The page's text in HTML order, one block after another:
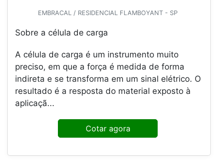
EMBRACAL / RESIDENCIAL FLAMBOYANT - SP
Sobre a célula de carga
A célula de carga é um instrumento muito
preciso, em que a força é medida de forma
indireta e se transforma em um sinal elétrico. O
resultado é a resposta do material exposto à
aplicaçã...
Cotar agora